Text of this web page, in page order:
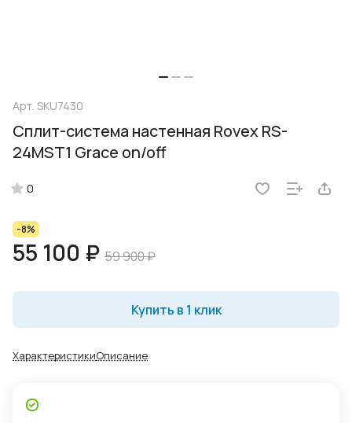
Арт. SKU7430
Сплит-система настенная Rovex RS-
24MST1 Grace on/off
0
-8%
55 100 ₽ 59 900 ₽
Купить в 1 клик
ХарактеристикиОписание